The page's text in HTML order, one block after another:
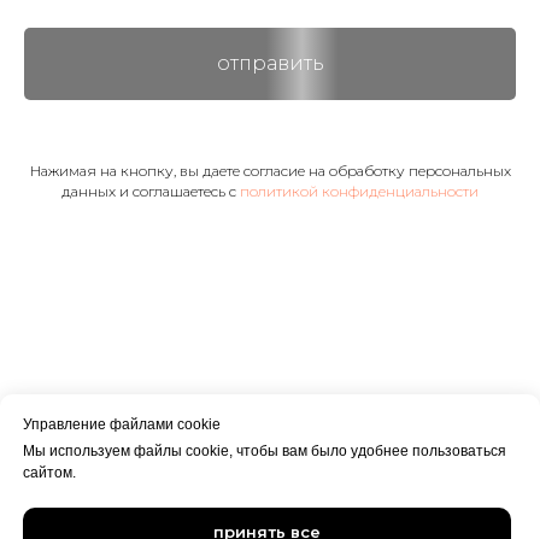
отправить
Нажимая на кнопку, вы даете согласие на обработку персональных
данных и соглашаетесь c политикой конфиденциальности
© ООО "ФОРПОСТ"
Управление файлами cookie
Мы используем файлы cookie, чтобы вам было удобнее пользоваться
сайтом.
принять все